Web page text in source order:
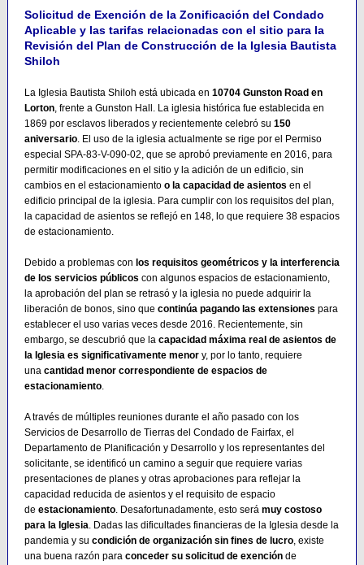
Solicitud de Exención de la Zonificación del Condado
Aplicable y las tarifas relacionadas con el sitio para la
Revisión del Plan de Construcción de la Iglesia Bautista
Shiloh
La Iglesia Bautista Shiloh está ubicada en 10704 Gunston Road en
Lorton, frente a Gunston Hall. La iglesia histórica fue establecida en
1869 por esclavos liberados y recientemente celebró su 150
aniversario. El uso de la iglesia actualmente se rige por el Permiso
especial SPA-83-V-090-02, que se aprobó previamente en 2016, para
permitir modificaciones en el sitio y la adición de un edificio, sin
cambios en el estacionamiento o la capacidad de asientos en el
edificio principal de la iglesia. Para cumplir con los requisitos del plan,
la capacidad de asientos se reflejó en 148, lo que requiere 38 espacios
de estacionamiento.
Debido a problemas con los requisitos geométricos y la interferencia
de los servicios públicos con algunos espacios de estacionamiento,
la aprobación del plan se retrasó y la iglesia no puede adquirir la
liberación de bonos, sino que continúa pagando las extensiones para
establecer el uso varias veces desde 2016. Recientemente, sin
embargo, se descubrió que la capacidad máxima real de asientos de
la Iglesia es significativamente menor y, por lo tanto, requiere
una cantidad menor correspondiente de espacios de
estacionamiento.
A través de múltiples reuniones durante el año pasado con los
Servicios de Desarrollo de Tierras del Condado de Fairfax, el
Departamento de Planificación y Desarrollo y los representantes del
solicitante, se identificó un camino a seguir que requiere varias
presentaciones de planes y otras aprobaciones para reflejar la
capacidad reducida de asientos y el requisito de espacio
de estacionamiento. Desafortunadamente, esto será muy costoso
para la Iglesia. Dadas las dificultades financieras de la Iglesia desde la
pandemia y su condición de organización sin fines de lucro, existe
una buena razón para conceder su solicitud de exención de